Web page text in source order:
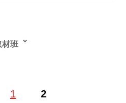
1 2
材班